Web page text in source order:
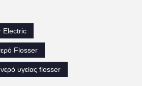
Electric
Flosser
υγείας flosser